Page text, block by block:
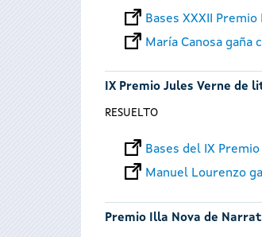
Bases XXXII
María Canosa gaña
IX Premio Jules Verne de
RESUELTO
Bases del IX
Manuel Lourenzo
Premio Illa Nova de